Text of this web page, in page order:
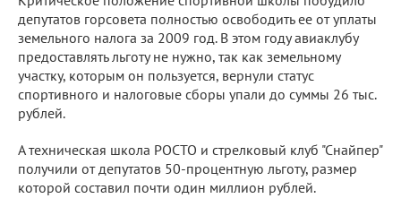
депутатов горсовета полностью освободить ее от уплаты
земельного налога за 2009 год. В этом году авиаклубу
предоставлять льготу не нужно, так как земельному
участку, которым он пользуется, вернули статус
спортивного и налоговые сборы упали до суммы 26 тыс.
рублей.
А техническая школа РОСТО и стрелковый клуб "Снайпер"
получили от депутатов 50-процентную льготу, размер
которой составил почти один миллион рублей.